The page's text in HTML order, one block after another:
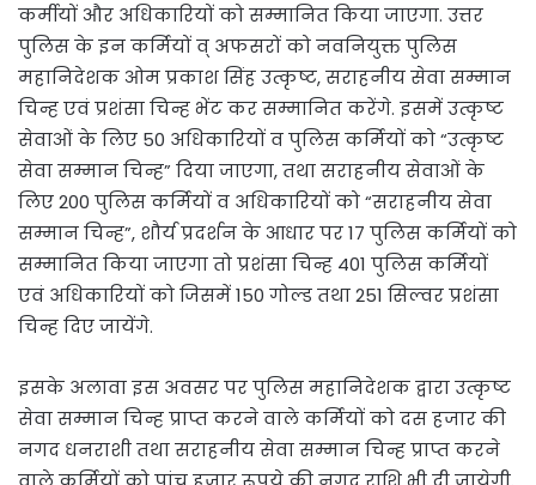
कर्मीयों और अधिकारियों को सम्मानित किया जाएगा. उत्तर
पुलिस के इन कर्मियों व् अफसरों को नवनियुक्त पुलिस
महानिदेशक ओम प्रकाश सिंह उत्कृष्ट, सराहनीय सेवा सम्मान
चिन्ह एवं प्रशंसा चिन्ह भेंट कर सम्मानित करेंगे. इसमें उत्कृष्ट
सेवाओं के लिए 50 अधिकारियों व पुलिस कर्मियों को “उत्कृष्ट
सेवा सम्मान चिन्ह” दिया जाएगा, तथा सराहनीय सेवाओं के
लिए 200 पुलिस कर्मियों व अधिकारियों को “सराहनीय सेवा
सम्मान चिन्ह”, शौर्य प्रदर्शन के आधार पर 17 पुलिस कर्मियों को
सम्मानित किया जाएगा तो प्रशंसा चिन्ह 401 पुलिस कर्मियों
एवं अधिकारियों को जिसमें 150 गोल्ड तथा 251 सिल्वर प्रशंसा
चिन्ह दिए जायेंगे.
इसके अलावा इस अवसर पर पुलिस महानिदेशक द्वारा उत्कृष्ट
सेवा सम्मान चिन्ह प्राप्त करने वाले कर्मियों को दस हजार की
नगद धनराशी तथा सराहनीय सेवा सम्मान चिन्ह प्राप्त करने